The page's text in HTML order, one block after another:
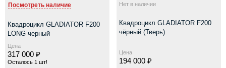
Посмотреть наличие
Квадроцикл GLADIATOR F200
LONG черный
Цена
317 000 ₽
Осталось 1 шт!
Нет в наличии
Квадроцикл GLADIATOR F200
чёрный (Тверь)
Цена
194 000 ₽